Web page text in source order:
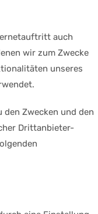
auch
wir zum Zwecke
unseres
den Zwecken und den
Drittanbieter-